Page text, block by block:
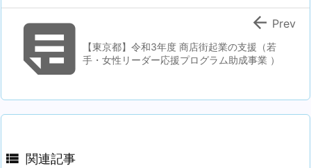
 【東京都】令和3年度 商店街起業の支援（若
手・女性リーダー応援プログラム助成事業 ）
 Prev
 関連記事